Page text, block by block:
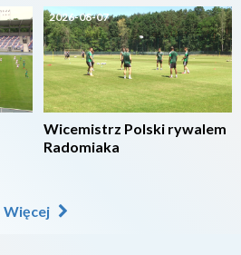
2026-08-07
Wicemistrz Polski rywalem
Radomiaka
Więcej